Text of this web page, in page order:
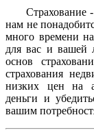
Страхование
нам не
много времени
для вас и вашей
основ
страхования
низких цен на
деньги и
вашим